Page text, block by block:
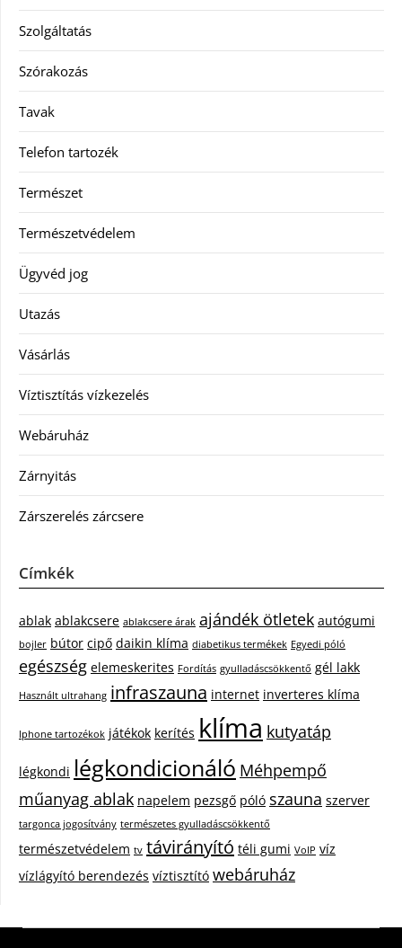
Szolgáltatás
Szórakozás
Tavak
Telefon tartozék
Természet
Természetvédelem
Ügyvéd jog
Utazás
Vásárlás
Víztisztítás vízkezelés
Webáruház
Zárnyitás
Zárszerelés zárcsere
Címkék
ablak ablakcsere ablakcsere árak ajándék ötletek autógumi
bojler bútor cipő daikin klíma diabetikus termékek Egyedi póló
egészség elemeskerites Fordítás gyulladáscsökkentő gél lakk
Használt ultrahang infraszauna internet inverteres klíma
Iphone tartozékok játékok kerítés klíma kutyatáp
légkondi légkondicionáló Méhpempő
műanyag ablak napelem pezsgő póló szauna szerver
targonca jogosítvány természetes gyulladáscsökkentő
természetvédelem tv távirányító téli gumi VoIP víz
vízlágyító berendezés víztisztító webáruház